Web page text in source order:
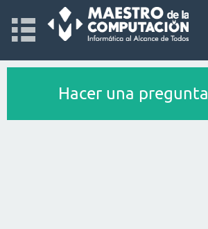
Hacer una pregunta